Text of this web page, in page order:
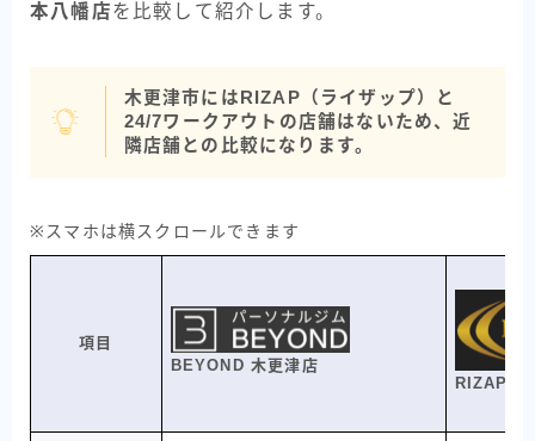
本八幡店を比較して紹介します。
木更津市にはRIZAP（ライザップ）と
24/7ワークアウトの店舗はないため、近
隣店舗との比較になります。
※スマホは横スクロールできます
項目
BEYOND 木更津店
RIZAP 千